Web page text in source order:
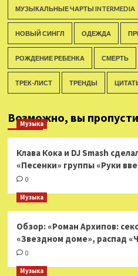
МУЗЫКАЛЬНЫЕ ЧАРТЫ INTERMEDIA
НОВЫЙ СИНГЛ ОДЕЖДА
РОЖДЕНИЕ РЕБЕНКА СМЕРТЬ
ТРЕК-ЛИСТ ТРЕНДЫ
Возможно, вы
Музыка
Клава Кока и DJ Smash
«Песенки» группы «Руки
0
Музыка
Обзор: «Роман Архипов:
«Звездном доме», распад
0
Музыка